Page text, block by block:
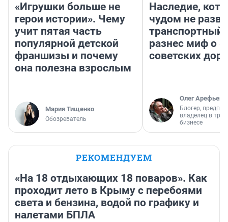
«Игрушки больше не
герои истории». Чему
учит пятая часть
популярной детской
франшизы и почему
она полезна взрослым
Мария Тищенко
Обозреватель
Наследие,
чудом не
транспортный
разнес миф о
советских
Олег Арефьев
Блогер,
владелец в
бизнесе
РЕКОМЕНДУЕМ
«На 18 отдыхающих 18 поваров». Как
проходит лето в Крыму с перебоями
света и бензина, водой по графику и
налетами БПЛА